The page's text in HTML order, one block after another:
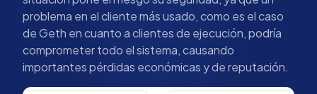
problema en el cliente más usado, como es el caso
de Geth en cuanto a clientes de ejecución, podría
comprometer todo el sistema, causando
importantes pérdidas económicas y de reputación.